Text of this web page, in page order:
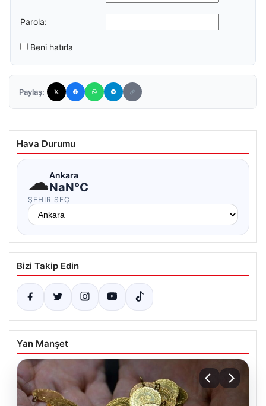
Parola:
Beni hatırla
Paylaş:
Hava Durumu
☁Ankara
NaN°C
ŞEHIR SEÇ
Bizi Takip Edin
Yan Manşet